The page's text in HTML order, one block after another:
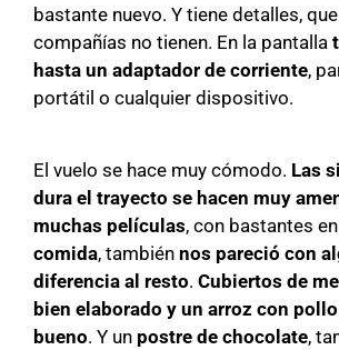
bastante nuevo. Y tiene detalles,
compañías no tienen. En la pantalla
hasta un adaptador de corriente,
portátil o cualquier dispositivo.
El vuelo se hace muy cómodo. Las
dura el trayecto se hacen muy
muchas películas, con bastantes
comida, también nos pareció con
diferencia al resto. Cubiertos de
bien elaborado y un arroz con
bueno. Y un postre de chocolate,